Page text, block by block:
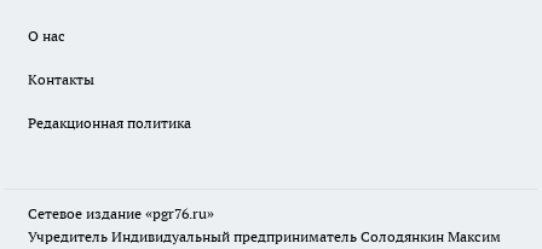
О нас
Контакты
Редакционная политика
Сетевое издание «pgr76.ru»
Учредитель Индивидуальный предприниматель Солодянкин Максим